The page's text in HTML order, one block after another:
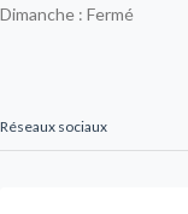
Dimanche : Fermé
Réseaux sociaux